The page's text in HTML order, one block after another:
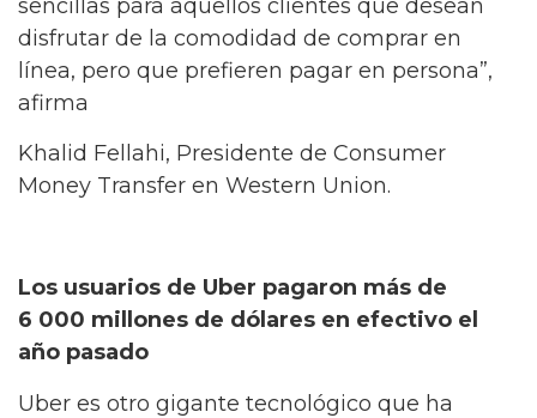
sencillas para aquellos clientes que desean
disfrutar de la comodidad de comprar en
línea, pero que prefieren pagar en persona”,
afirma
Khalid Fellahi, Presidente de Consumer
Money Transfer en Western Union.
Los usuarios de Uber pagaron más de
6 000 millones de dólares en efectivo el
año pasado
Uber es otro gigante tecnológico que ha